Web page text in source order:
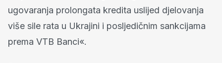
ugovaranja prolongata kredita uslijed djelovanja
više sile rata u Ukrajini i posljedičnim sankcijama
prema VTB Banci«.